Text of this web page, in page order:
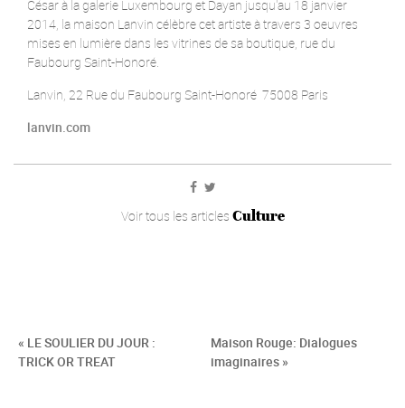
César à la galerie Luxembourg et Dayan jusqu'au 18 janvier
2014, la maison Lanvin célèbre cet artiste à travers 3 oeuvres
mises en lumière dans les vitrines de sa boutique, rue du
Faubourg Saint-Honoré.
Lanvin, 22 Rue du Faubourg Saint-Honoré 75008 Paris
lanvin.com
Voir tous les articles Culture
« LE SOULIER DU JOUR :
TRICK OR TREAT
Maison Rouge: Dialogues
imaginaires »